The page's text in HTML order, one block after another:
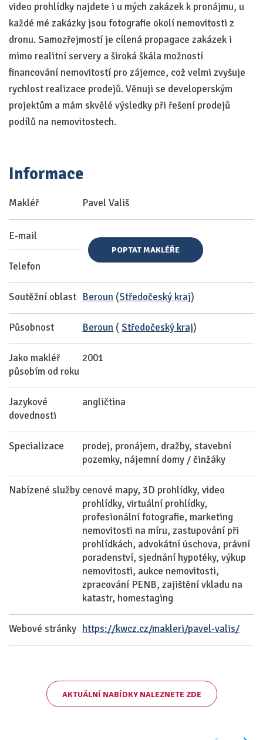
video prohlídky najdete i u mých zakázek k pronájmu, u
každé mé zakázky jsou fotografie okolí nemovitosti z
dronu. Samozřejmostí je cílená propagace zakázek i
mimo realitní servery a široká škála možností
financování nemovitostí pro zájemce, což velmi zvyšuje
rychlost realizace prodejů. Věnuji se developerským
projektům a mám skvělé výsledky při řešení prodejů
podílů na nemovitostech.
Informace
Makléř Pavel Vališ
E-mail
Telefon
POPTAT MAKLÉŘE
Soutěžní oblast Beroun (Středočeský kraj)
Působnost Beroun (Středočeský kraj)
Jako makléř
působím od roku
2001
Jazykové
dovednosti
angličtina
Specializace
prodej, pronájem, dražby, stavební
pozemky, nájemní domy / činžáky
Nabízené služby cenové mapy, 3D prohlídky, video
prohlídky, virtuální prohlídky,
profesionální fotografie, marketing
nemovitosti na míru, zastupování při
prohlídkách, advokátní úschova, právní
poradenství, sjednání hypotéky, výkup
nemovitosti, aukce nemovitosti,
zpracování PENB, zajištění vkladu na
katastr, homestaging
Webové stránky https://kwcz.cz/makleri/pavel-valis/
AKTUÁLNÍ NABÍDKY NALEZNETE ZDE